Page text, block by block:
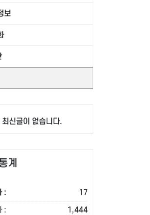
보
최신글이 없습니다.
계
:
17
:
1,444